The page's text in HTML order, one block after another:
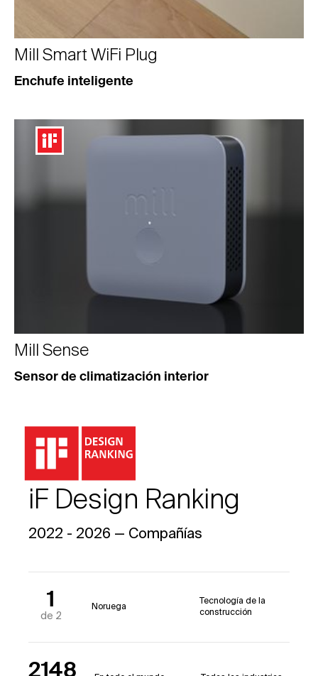
Mill Smart WiFi Plug
Enchufe inteligente
Mill Sense
Sensor de climatización interior
iF Design Ranking
2022 - 2026 — Compañías
1
de 2
Noruega
Tecnología de la
construcción
2148